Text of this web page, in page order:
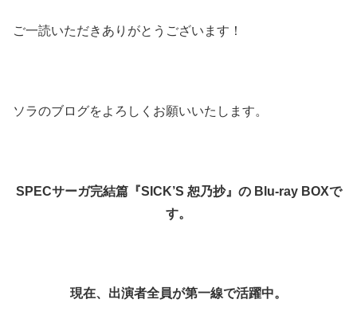
ご一読いただきありがとうございます！
ソラのブログをよろしくお願いいたします。
SPECサーガ完結篇『SICK’S 恕乃抄』の Blu-ray BOXで
す。
現在、出演者全員が第一線で活躍中。